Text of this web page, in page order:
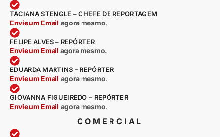
TACIANA STENGLE – CHEFE DE REPORTAGEM
Envie um Email agora mesmo.
FELIPE ALVES – REPÓRTER
Envie um Email agora mesmo.
EDUARDA MARTINS – REPÓRTER
Envie um Email agora mesmo.
GIOVANNA FIGUEIREDO – REPÓRTER
Envie um Email agora mesmo.
COMERCIAL